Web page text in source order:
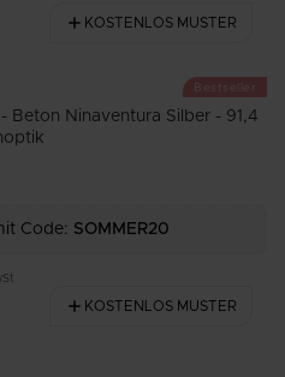
Bestseller
KOSTENLOS MUSTER
Beton Ninaventura Silber - 91,4
Code: SOMMER20
KOSTENLOS MUSTER